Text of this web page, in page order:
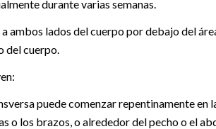
durante varias semanas.
ambos lados del cuerpo por debajo del
del cuerpo.
puede comenzar repentinamente en
o los brazos, o alrededor del pecho o el